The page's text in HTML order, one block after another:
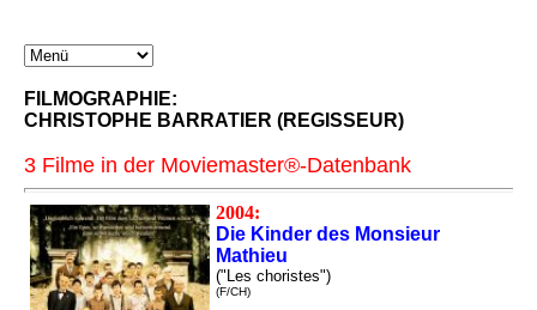
FILMOGRAPHIE:
CHRISTOPHE BARRATIER (REGISSEUR)
3 Filme in der Moviemaster®-Datenbank
2004:
Die Kinder des Monsieur
Mathieu
("Les choristes")
(F/CH)